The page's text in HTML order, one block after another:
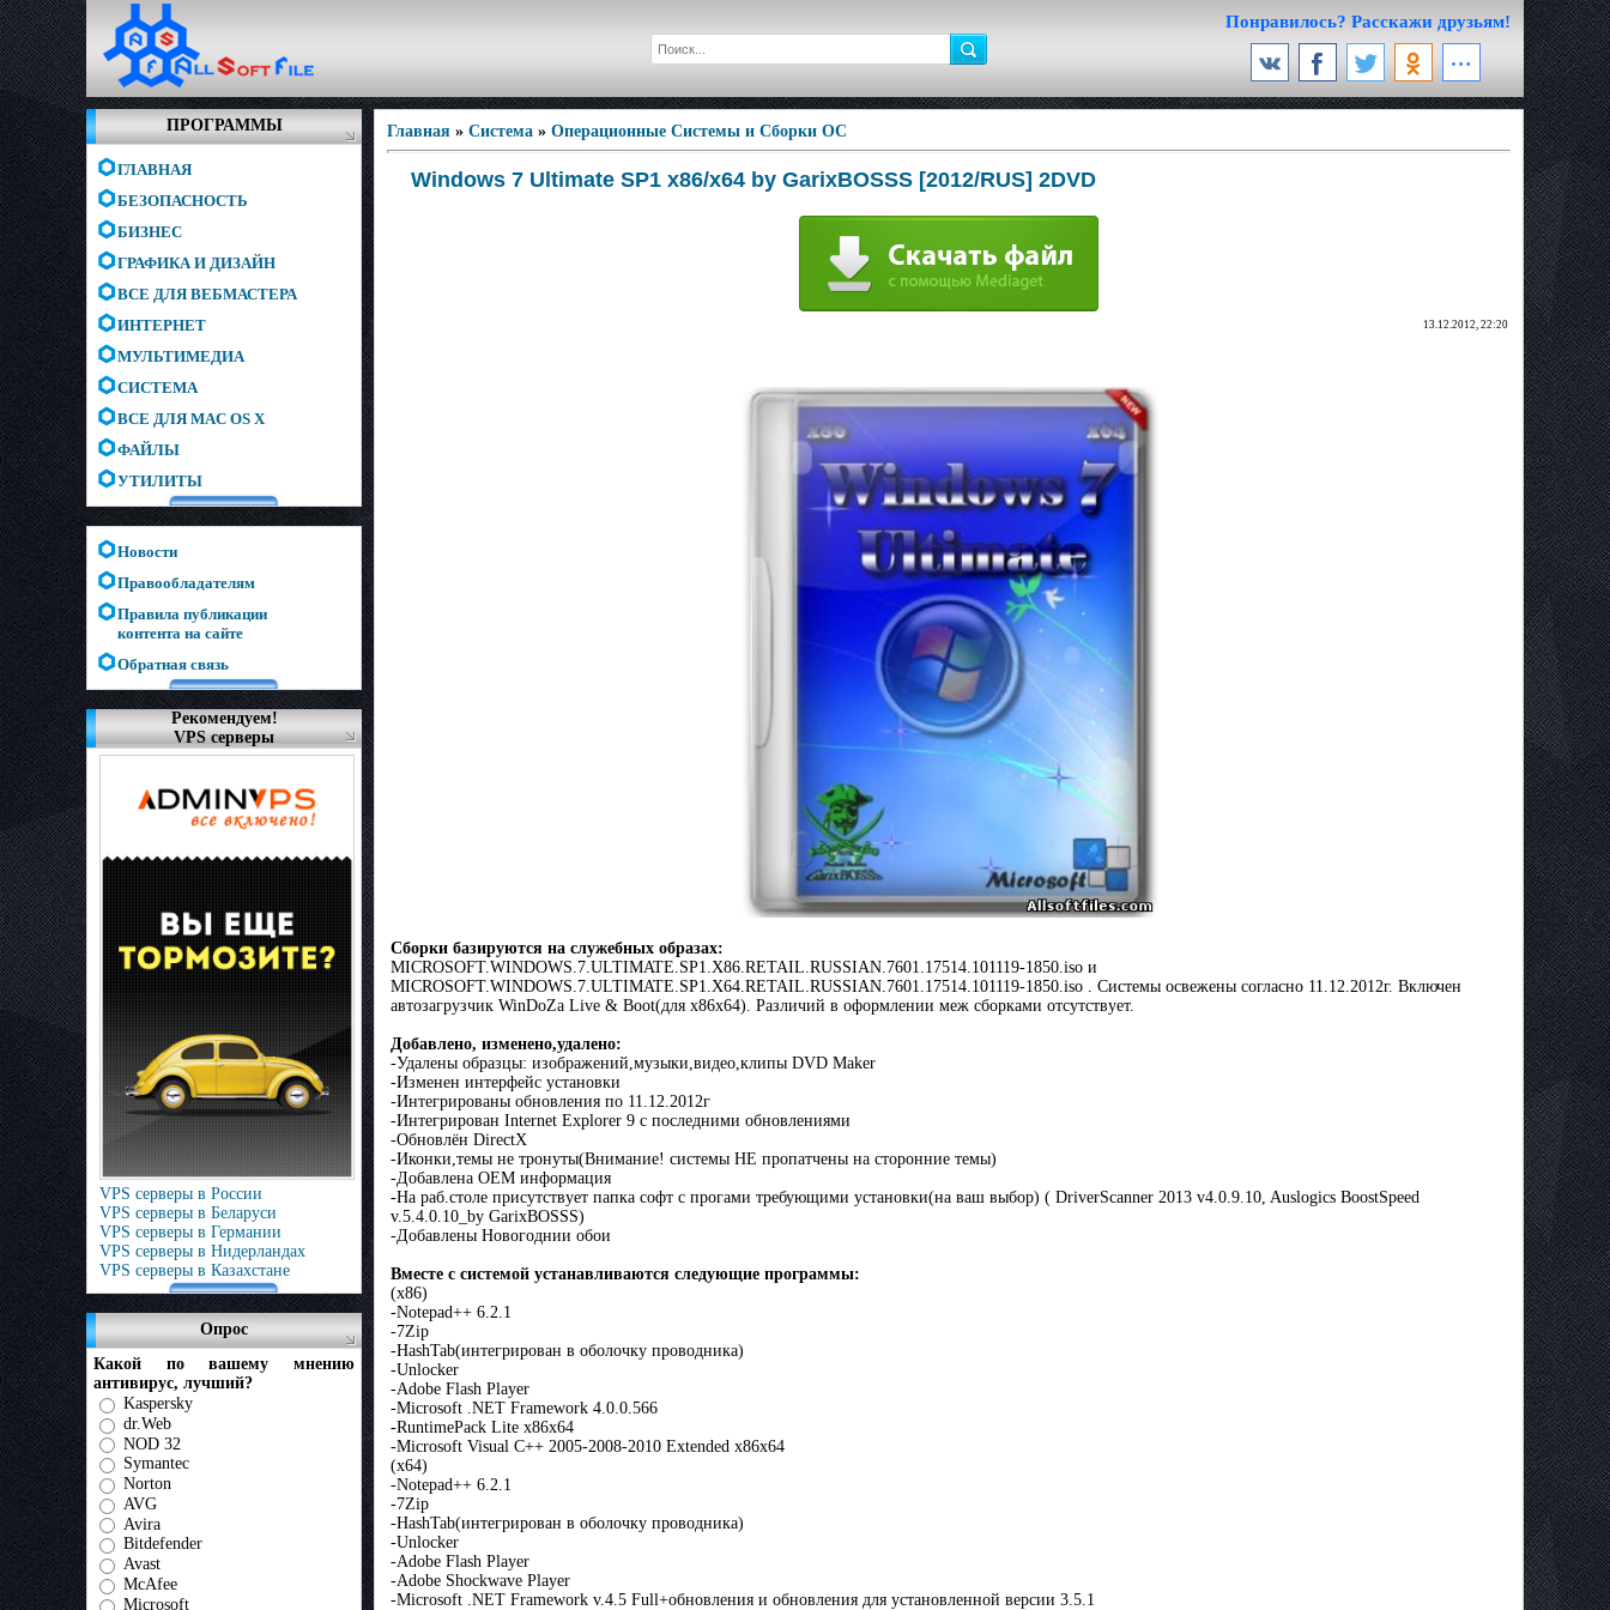
Понравилось? Расскажи друзьям!
ПРОГРАММЫ
ГЛАВНАЯ
БЕЗОПАСНОСТЬ
БИЗНЕС
ГРАФИКА И ДИЗАЙН
ВСЕ ДЛЯ ВЕБМАСТЕРА
ИНТЕРНЕТ
МУЛЬТИМЕДИА
СИСТЕМА
ВСЕ ДЛЯ MAC OS X
ФАЙЛЫ
УТИЛИТЫ
Новости
Правообладателям
Правила публикации
контента на сайте
Обратная связь
Рекомендуем!
VPS серверы
VPS серверы в России
VPS серверы в Беларуси
VPS серверы в Германии
VPS серверы в Нидерландах
VPS серверы в Казахстане
Опрос
Какой по вашему мнению
антивирус, лучший?
Kaspersky
dr.Web
NOD 32
Symantec
Norton
AVG
Avira
Bitdefender
Avast
McAfee
Microsoft
Главная » Система » Операционные Системы и Сборки ОС
Windows 7 Ultimate SP1 x86/x64 by GarixBOSSS [2012/RUS] 2DVD
13.12.2012, 22:20
Сборки базируются на служебных образах:
MICROSOFT.WINDOWS.7.ULTIMATE.SP1.X86.RETAIL.RUSSIAN.7601.17514.101119-1850.iso и
MICROSOFT.WINDOWS.7.ULTIMATE.SP1.X64.RETAIL.RUSSIAN.7601.17514.101119-1850.iso . Системы освежены согласно 11.12.2012г. Включен
автозагрузчик WinDoZa Live & Boot(для х86х64). Различий в оформлении меж сборками отсутствует.
Добавлено, изменено,удалено:
-Удалены образцы: изображений,музыки,видео,клипы DVD Maker
-Изменен интерфейс установки
-Интегрированы обновления по 11.12.2012г
-Интегрирован Internet Explorer 9 с последними обновлениями
-Обновлён DirectX
-Иконки,темы не тронуты(Внимание! системы НЕ пропатчены на сторонние темы)
-Добавлена ОЕМ информация
-На раб.столе присутствует папка софт с прогами требующими установки(на ваш выбор) ( DriverScanner 2013 v4.0.9.10, Auslogics BoostSpeed
v.5.4.0.10_by GarixBOSSS)
-Добавлены Новогоднии обои
Вместе с системой устанавливаются следующие программы:
(х86)
-Notepad++ 6.2.1
-7Zip
-HashTab(интегрирован в оболочку проводника)
-Unlocker
-Adobe Flash Player
-Microsoft .NET Framework 4.0.0.566
-RuntimePack Lite x86x64
-Microsoft Visual C++ 2005-2008-2010 Extended x86x64
(х64)
-Notepad++ 6.2.1
-7Zip
-HashTab(интегрирован в оболочку проводника)
-Unlocker
-Adobe Flash Player
-Adobe Shockwave Player
-Microsoft .NET Framework v.4.5 Full+обновления и обновления для установленной версии 3.5.1